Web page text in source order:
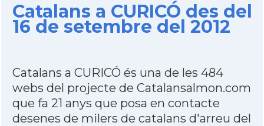
Catalans a CURICÓ des del
16 de setembre del 2012
Catalans a CURICÓ és una de les 484
webs del projecte de Catalansalmon.com
que fa 21 anys que posa en contacte
desenes de milers de catalans d'arreu del